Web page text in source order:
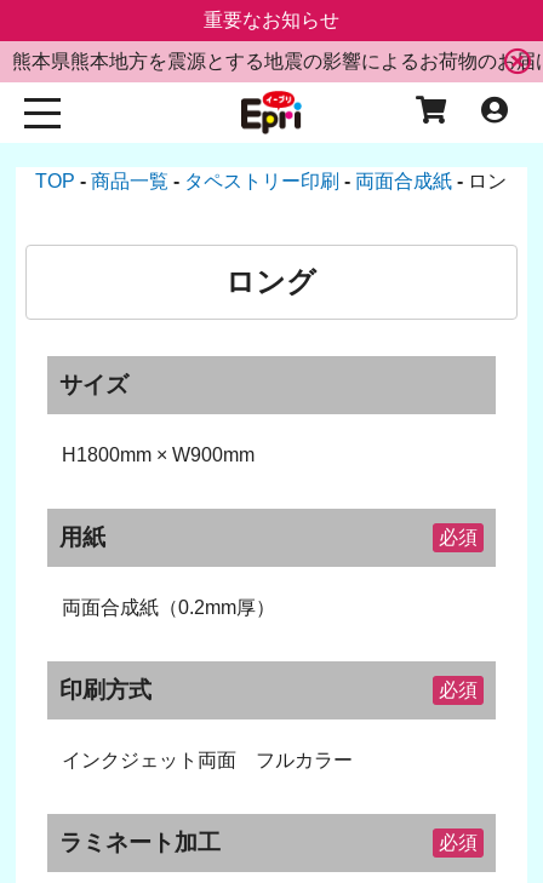
重要なお知らせ
熊本県熊本地方を震源とする地震の影響によるお荷物のお届
TOP 商品一覧 タペストリー印刷 両面合成紙 ロング
ロング
サイズ
H1800mm × W900mm
用紙 必須
両面合成紙（0.2mm厚）
印刷方式 必須
インクジェット両面 フルカラー
ラミネート加工 必須